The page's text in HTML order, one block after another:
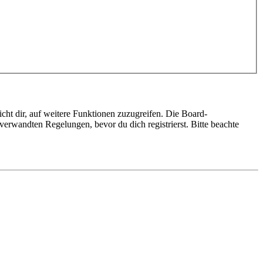
dir, auf weitere Funktionen zuzugreifen. Die Board-
Regelungen, bevor du dich registrierst. Bitte beachte